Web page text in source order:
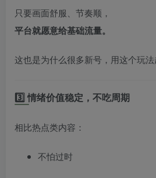
只要画面舒服、节奏顺，
平台就愿意给基础流量。
这也是为什么很多新号，用这个玩法
3️⃣ 情绪价值稳定，不吃周期
相比热点类内容：
不怕过时